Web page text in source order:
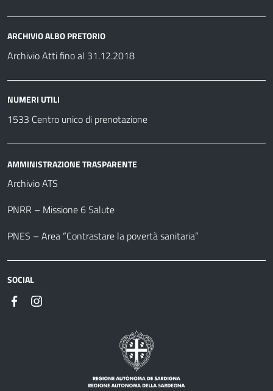
ARCHIVIO ALBO PRETORIO
Archivio Atti fino al 31.12.2018
NUMERI UTILI
1533 Centro unico di prenotazione
AMMINISTRAZIONE TRASPARENTE
Archivio ATS
PNRR – Missione 6 Salute
PNES – Area “Contrastare la povertà sanitaria”
SOCIAL